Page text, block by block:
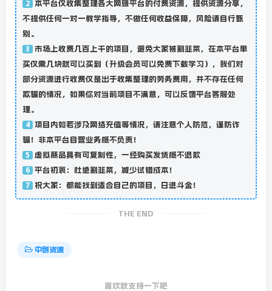
2 本平台仅收集整理各大网赚平台的付费资源，提供资源分享，
不提供任何一对一教学指导，不做任何收益保障，风险请自行甄
别。
3 市场上收费几百上千的项目，避免大家被割韭菜，在本平台单
买仅需几块就可以买到（升级会员可以免费下载学习），我们对
部分资源进行收费仅是出于收集整理的劳务费用，并不存在任何
欺骗的情况，如果你对当前项目不满意，可以反馈平台客服处
理。
4 项目内如若涉及网络充值等情况，请注意个人防范，谨防诈
骗！非本平台自营业务概不负责！
5 虚拟商品具有可复制性，一经购买发货概不退款
6 平台初衷：杜绝割韭菜，减少试错成本！
7 祝大家：都能找到适合自己的项目，日进斗金！
THE END
中创资源
喜欢就支持一下吧